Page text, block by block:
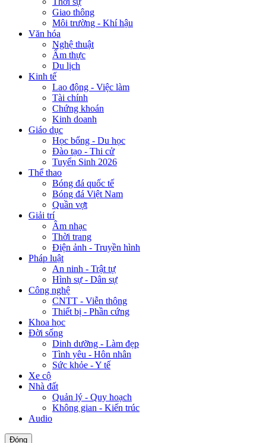
Giao thông
Môi trường - Khí hậu
Văn hóa
Nghệ thuật
Ẩm thực
Du lịch
Kinh tế
Lao động - Việc làm
Tài chính
Chứng khoán
Kinh doanh
Giáo dục
Học bổng - Du học
Đào tạo - Thi cử
Tuyển Sinh 2026
Thể thao
Bóng đá quốc tế
Bóng đá Việt Nam
Quần vợt
Giải trí
Âm nhạc
Thời trang
Điện ảnh - Truyền hình
Pháp luật
An ninh - Trật tự
Hình sự - Dân sự
Công nghệ
CNTT - Viễn thông
Thiết bị - Phần cứng
Khoa học
Đời sống
Dinh dưỡng - Làm đẹp
Tình yêu - Hôn nhân
Sức khỏe - Y tế
Xe cộ
Nhà đất
Quản lý - Quy hoạch
Không gian - Kiến trúc
Audio
Đóng